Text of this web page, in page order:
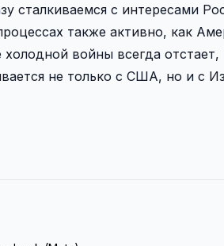
сталкиваемся с интересами
также активно, как
войны всегда
не только с США, но и с